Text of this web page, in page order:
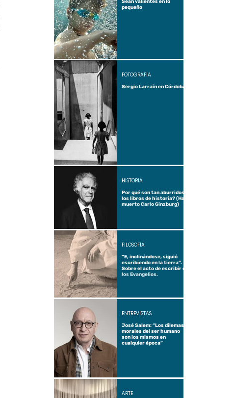
Sean valientes en lo
pequeño
Sergio Larraín en Córdoba
FOTOGRAFÍA
Por qué son tan aburridos
los libros de historia? (Ha
muerto Carlo Ginzburg)
HISTORIA
“E, inclinándose, siguió
escribiendo en la tierra”.
Sobre el acto de escribir en
los Evangelios.
FILOSOFÍA
José Salem: “Los dilemas
morales del ser humano
son los mismos en
cualquier época”
ENTREVISTAS
ARTE